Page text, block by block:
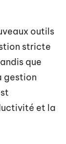
outils
stricte
que
gestion
et la